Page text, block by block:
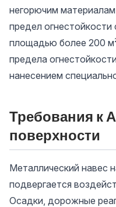
негорючим
предел огнестойкости
площадью более 200
предела
нанесением
Требования к
поверхности
Металлический навес
подвергается
Осадки, дорожные